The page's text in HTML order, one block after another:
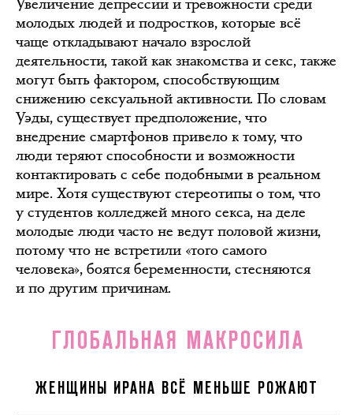
Увеличение депрессии и тревожности среди
молодых людей и подростков, которые всё
чаще откладывают начало взрослой
деятельности, такой как знакомства и секс, также
могут быть фактором, способствующим
снижению сексуальной активности. По словам
Уэды, существует предположение, что
внедрение смартфонов привело к тому, что
люди теряют способности и возможности
контактировать с себе подобными в реальном
мире. Хотя существуют стереотипы о том, что
у студентов колледжей много секса, на деле
молодые люди часто не ведут половой жизни,
потому что не встретили «того самого
человека», боятся беременности, стесняются
и по другим причинам.
ГЛОБАЛЬНАЯ МАКРОСИЛА
ЖЕНЩИНЫ ИРАНА ВСЁ МЕНЬШЕ РОЖАЮТ